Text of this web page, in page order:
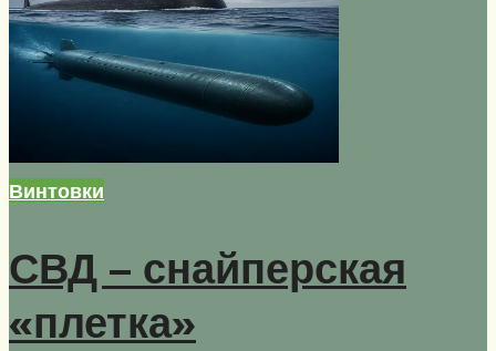
Винтовки
СВД – снайперская
«плетка»